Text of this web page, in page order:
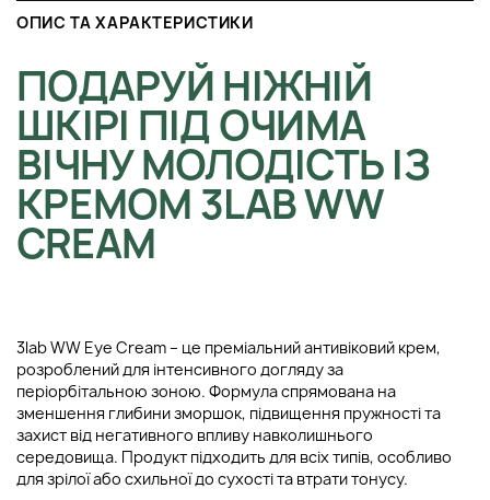
ОПИС ТА ХАРАКТЕРИСТИКИ
ПОДАРУЙ НІЖНІЙ
ШКІРІ ПІД ОЧИМА
ВІЧНУ МОЛОДІСТЬ ІЗ
КРЕМОМ 3LAB WW
CREAM
3lab WW Eye Cream – це преміальний антивіковий крем,
розроблений для інтенсивного догляду за
періорбітальною зоною. Формула спрямована на
зменшення глибини зморшок, підвищення пружності та
захист від негативного впливу навколишнього
середовища. Продукт підходить для всіх типів, особливо
для зрілої або схильної до сухості та втрати тонусу.